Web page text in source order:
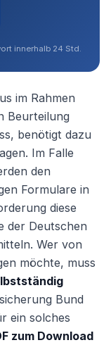
Weiter
innerhalb 24 Std.
im Rahmen
Beurteilung
benötigt dazu
Im Falle
den
Formulare in
diese
der Deutschen
Wer von
möchte, muss
Bund
ein solches
zum Download